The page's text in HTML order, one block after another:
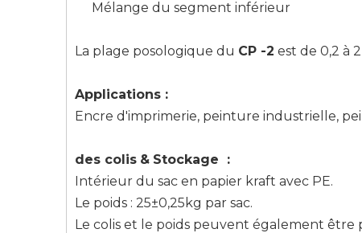
Mélange du segment inférieur
La plage posologique du CP -2 est de 0,2 à
Applications :
Encre d'imprimerie, peinture industrielle,
des colis & Stockage
:
Intérieur du sac en papier kraft avec PE.
Le poids : 25±0,25kg par sac.
Le colis et le poids peuvent également être